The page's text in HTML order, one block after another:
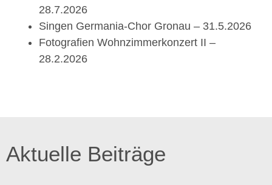
28.7.2026
Singen Germania-Chor Gronau – 31.5.2026
Fotografien Wohnzimmerkonzert II –
28.2.2026
Aktuelle Beiträge